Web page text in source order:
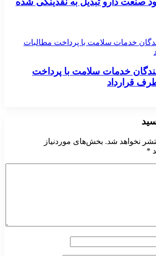
خدمات سلامت با پرداخت
قرارداد
نخواهد شد. بخش‌های موردنیاز
*